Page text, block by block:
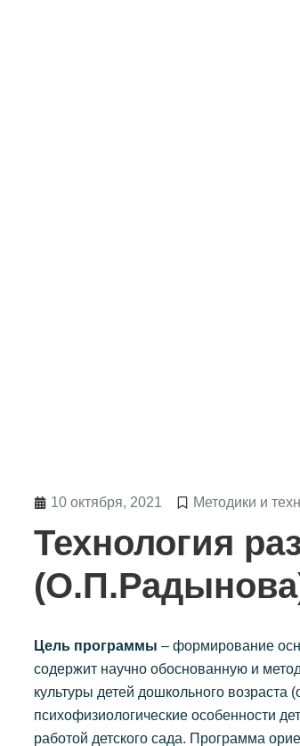
10 октября, 2021 Методики и
Технология
Цель программы – формирование
содержит научно обоснованную и
культуры детей дошкольного
психофизиологические особенности
работой детского сада. Программа